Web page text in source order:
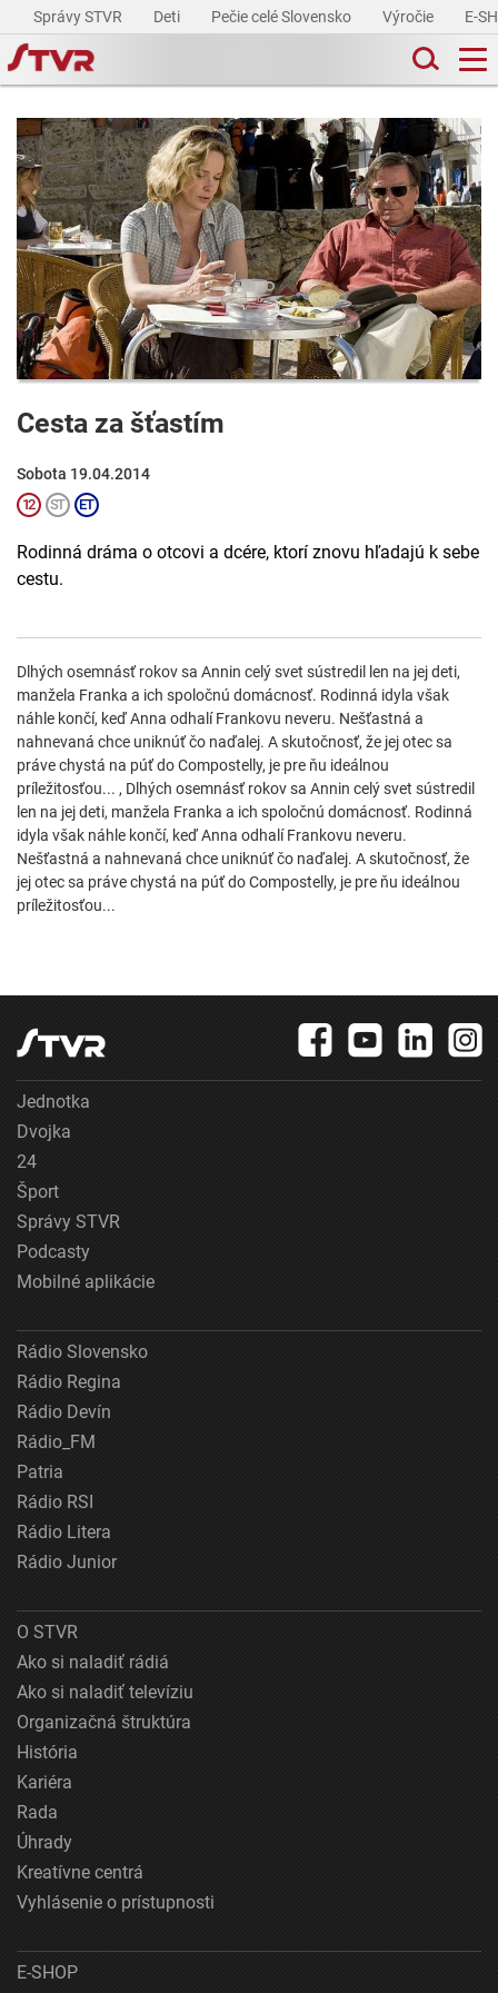
Správy STVR Deti Pečie celé Slovensko Výročie E-
Cesta za šťastím
Sobota 19.04.2014
Rodinná dráma o otcovi a dcére, ktorí znovu hľadajú k sebe
cestu.
Dlhých osemnásť rokov sa Annin celý svet sústredil len na jej deti,
manžela Franka a ich spoločnú domácnosť. Rodinná idyla však
náhle končí, keď Anna odhalí Frankovu neveru. Nešťastná a
nahnevaná chce uniknúť čo naďalej. A skutočnosť, že jej otec sa
práve chystá na púť do Compostelly, je pre ňu ideálnou
príležitosťou... , Dlhých osemnásť rokov sa Annin celý svet sústredil
len na jej deti, manžela Franka a ich spoločnú domácnosť. Rodinná
idyla však náhle končí, keď Anna odhalí Frankovu neveru.
Nešťastná a nahnevaná chce uniknúť čo naďalej. A skutočnosť, že
jej otec sa práve chystá na púť do Compostelly, je pre ňu ideálnou
príležitosťou...
Jednotka
Dvojka
24
Šport
Správy STVR
Podcasty
Mobilné aplikácie
Rádio Slovensko
Rádio Regina
Rádio Devín
Rádio_FM
Patria
Rádio RSI
Rádio Litera
Rádio Junior
O STVR
Ako si naladiť rádiá
Ako si naladiť televíziu
Organizačná štruktúra
História
Kariéra
Rada
Úhrady
Kreatívne centrá
Vyhlásenie o prístupnosti
E-SHOP